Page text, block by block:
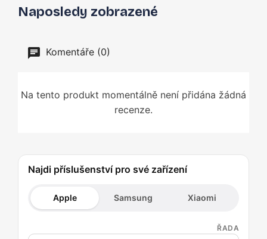
Naposledy zobrazené
Komentáře (0)
Na tento produkt momentálně není přidána žádná
recenze.
Najdi příslušenství pro své zařízení
Apple Samsung Xiaomi
ŘADA